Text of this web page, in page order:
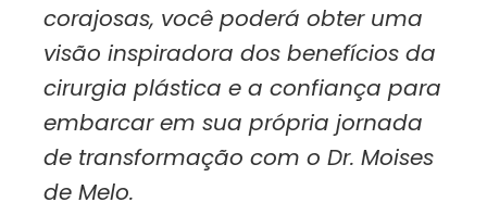
corajosas, você poderá obter uma
visão inspiradora dos benefícios da
cirurgia plástica e a confiança para
embarcar em sua própria jornada
de transformação com o Dr. Moises
de Melo.